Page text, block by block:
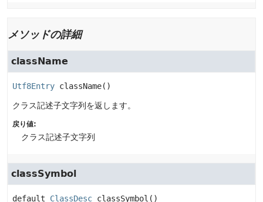
メソッドの詳細
className
Utf8Entry className()
クラス記述子文字列を返します。
戻り値:
クラス記述子文字列
classSymbol
default ClassDesc classSymbol ()